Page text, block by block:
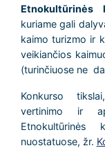
Etnokultūrinės
kuriame gali
kaimo turizmo ir
veikiančios
(turinčiuose ne
Konkurso
vertinimo ir
Etnokultūrinės
nuostatuose, žr.